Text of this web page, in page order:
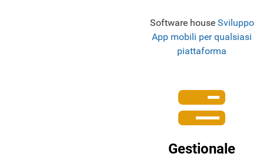
Software house Sviluppo
App mobili per qualsiasi
piattaforma
Gestionale